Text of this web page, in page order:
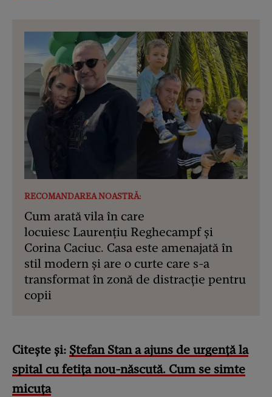
RECOMANDAREA NOASTRĂ:
Cum arată vila în care
locuiesc Laurențiu Reghecampf și
Corina Caciuc. Casa este amenajată în
stil modern și are o curte care s-a
transformat în zonă de distracție pentru
copii
Citește și: Ștefan Stan a ajuns de urgență la
spital cu fetița nou-născută. Cum se simte
micuța